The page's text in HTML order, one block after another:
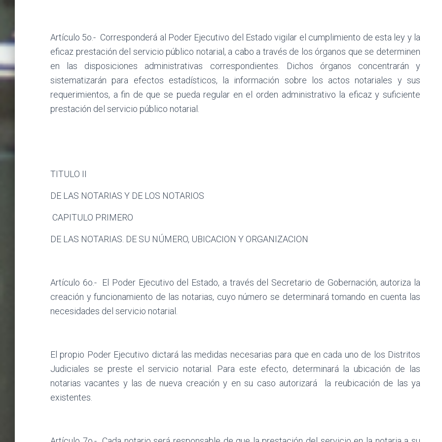
Artículo 5o.- Corresponderá al Poder Ejecutivo del Estado vigilar el cumplimiento de esta ley y la
eficaz prestación del servicio público notarial, a cabo a través de los órganos que se determinen
en las disposiciones administrativas correspondientes. Dichos órganos concentrarán y
sistematizarán para efectos estadísticos, la información sobre los actos notariales y sus
requerimientos, a fin de que se pueda regular en el orden administrativo la eficaz y suficiente
prestación del servicio público notarial.
TITULO II
DE LAS NOTARIAS Y DE LOS NOTARIOS
CAPITULO PRIMERO
DE LAS NOTARIAS. DE SU NÚMERO, UBICACION Y ORGANIZACION
Artículo 6o.-
El Poder Ejecutivo del Estado, a través del Secretario de Gobernación, autoriza la
creación y funcionamiento de las notarias, cuyo número se determinará tomando en cuenta las
necesidades del servicio notarial.
El propio Poder Ejecutivo dictará las medidas necesarias para que en cada uno de los Distritos
Judiciales se preste el servicio notarial. Para este efecto, determinará la ubicación de las
notarias vacantes y las de nueva creación y en su caso autorizará
la reubicación de las ya
existentes.